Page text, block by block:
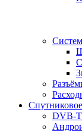
DVB-